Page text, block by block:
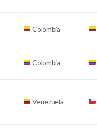
Colombia
Colombia
Venezuela